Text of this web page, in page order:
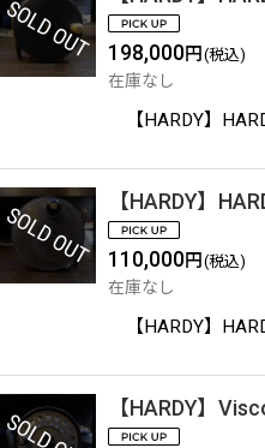
198,000円 (税込)
在庫なし
【HARDY】
【HARDY】
110,000円 (税込)
在庫なし
【HARDY】
【HARDY】